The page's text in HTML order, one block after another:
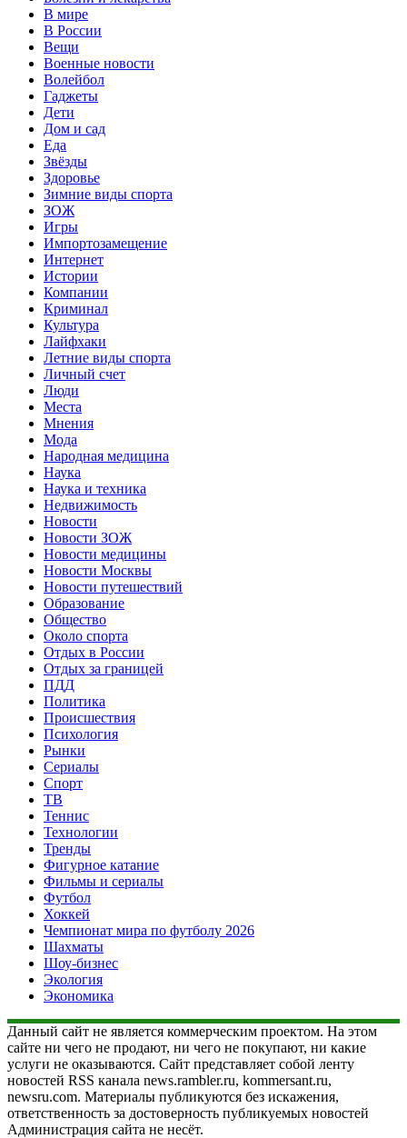
В мире
В России
Вещи
Военные новости
Волейбол
Гаджеты
Дети
Дом и сад
Еда
Звёзды
Здоровье
Зимние виды спорта
ЗОЖ
Игры
Импортозамещение
Интернет
Истории
Компании
Криминал
Культура
Лайфхаки
Летние виды спорта
Личный счет
Люди
Места
Мнения
Мода
Народная медицина
Наука
Наука и техника
Недвижимость
Новости
Новости ЗОЖ
Новости медицины
Новости Москвы
Новости путешествий
Образование
Общество
Около спорта
Отдых в России
Отдых за границей
ПДД
Политика
Происшествия
Психология
Рынки
Сериалы
Спорт
ТВ
Теннис
Технологии
Тренды
Фигурное катание
Фильмы и сериалы
Футбол
Хоккей
Чемпионат мира по футболу 2026
Шахматы
Шоу-бизнес
Экология
Экономика
Данный сайт не является коммерческим проектом. На этом
сайте ни чего не продают, ни чего не покупают, ни какие
услуги не оказываются. Сайт представляет собой ленту
новостей RSS канала news.rambler.ru, kommersant.ru,
newsru.com. Материалы публикуются без искажения,
ответственность за достоверность публикуемых новостей
Администрация сайта не несёт.